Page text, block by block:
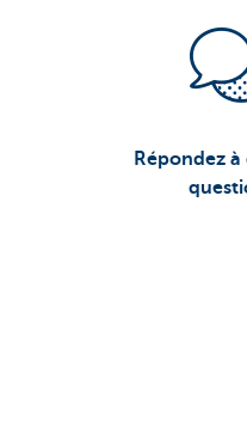
Répondez